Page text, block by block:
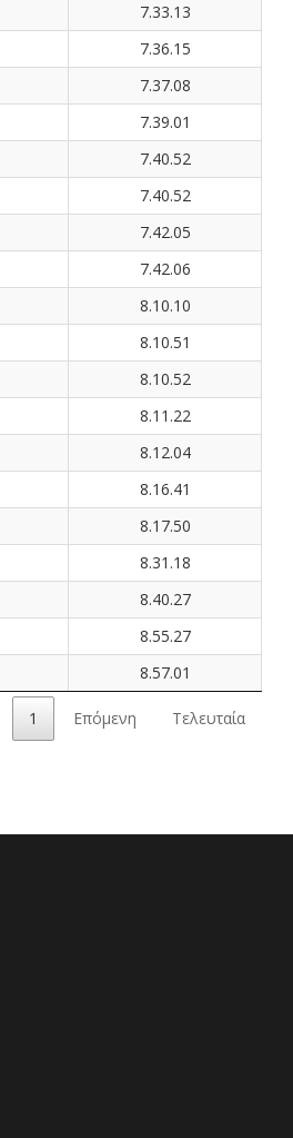
7.33.13
7.36.15
7.37.08
7.39.01
7.40.52
7.40.52
7.42.05
7.42.06
8.10.10
8.10.51
8.10.52
8.11.22
8.12.04
8.16.41
8.17.50
8.31.18
8.40.27
8.55.27
8.57.01
1 Επόμενη Τελευταία